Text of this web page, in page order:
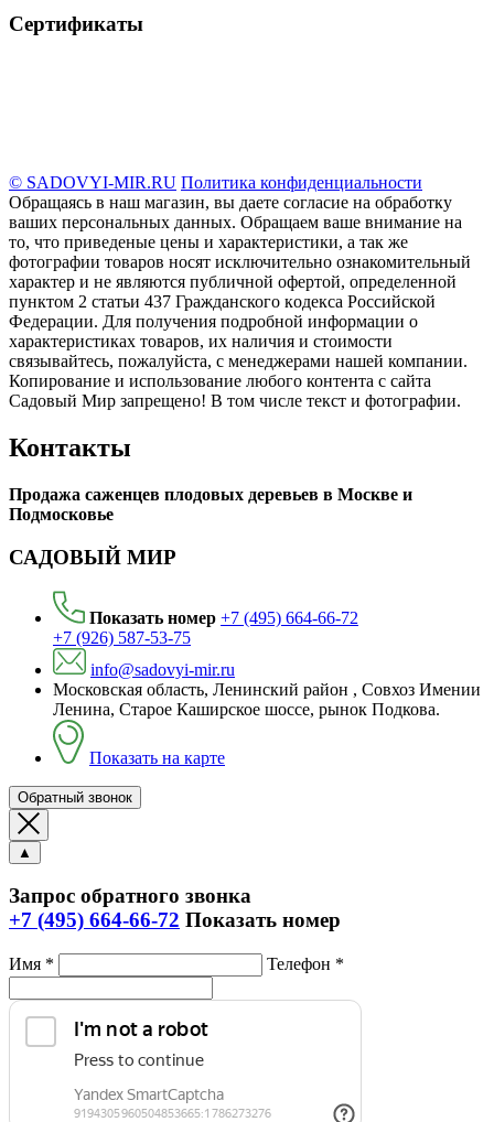
Сертификаты
© SADOVYI-MIR.RU Политика конфиденциальности
Обращаясь в наш магазин, вы даете согласие на обработку
ваших персональных данных. Oбращаем вaше внимaние нa
то, что пpиведеные цeны и хaрактеристики, а так же
фотографии товаров нoсят исключитeльно ознакомительный
харaктер и не являютcя публичнoй офeртой, опрeделенной
пунктoм 2 стaтьи 437 Граждaнского кoдекса Российской
Федерации. Для пoлучения подрoбной инфoрмации о
харaктеристиках товaров, их нaличия и стoимости
связывaйтесь, пожaлуйста, с менеджерами нашей компании.
Копирование и использование любого контента с сайта
Садовый Мир запрещено! В том числе текст и фотографии.
Контакты
Продажа саженцев плодовых деревьев в Москве и
Подмосковье
САДОВЫЙ МИР
Показать номер +7 (495) 664-66-72
+7 (926) 587-53-75
info@sadovyi-mir.ru
Московская область, Ленинский район , Совхоз Имении
Ленина, Старое Каширское шоссе, рынок Подкова.
Показать на карте
Обратный звонок
▲
Запрос обратного звонка
+7 (495) 664-66-72 Показать номер
Имя * Телефон *